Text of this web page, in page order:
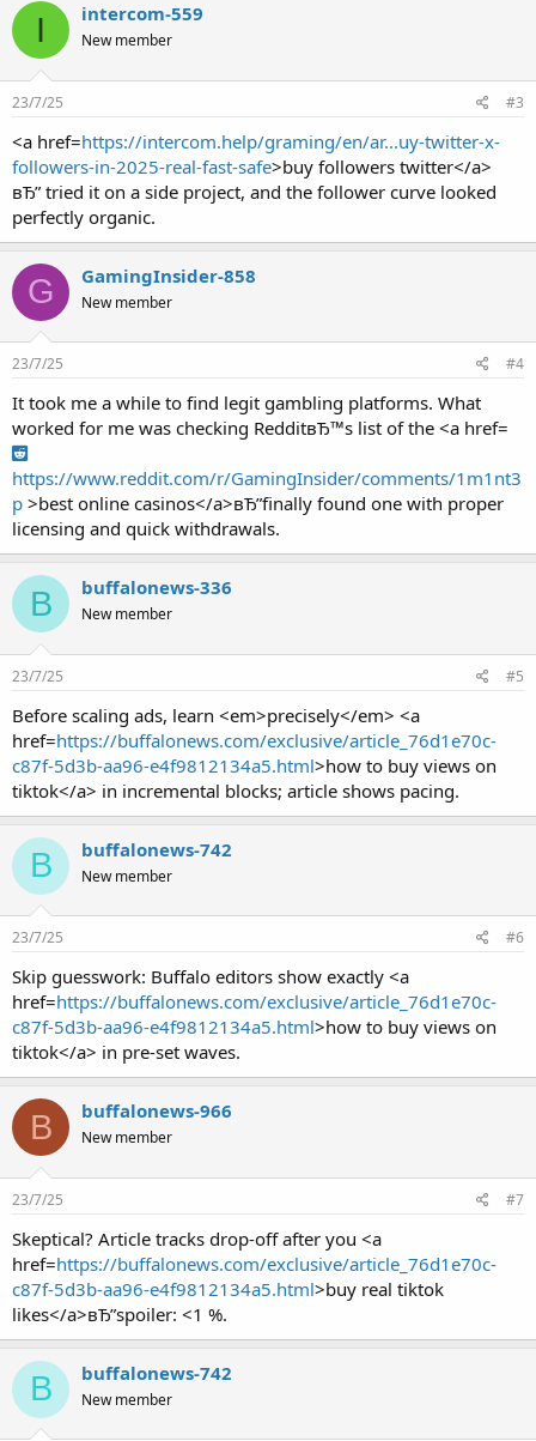
I intercom-559
New member
23/7/25 #3
<a href=https://intercom.help/graming/en/ar...uy-twitter-x-
followers-in-2025-real-fast-safe>buy followers twitter</a>
вЂ” tried it on a side project, and the follower curve looked
perfectly organic.
G GamingInsider-858
New member
23/7/25 #4
It took me a while to find legit gambling platforms. What
worked for me was checking RedditвЂ™s list of the <a href=
https://www.reddit.com/r/GamingInsider/comments/1m1nt3
p >best online casinos</a>вЂ”finally found one with proper
licensing and quick withdrawals.
B buffalonews-336
New member
23/7/25 #5
Before scaling ads, learn <em>precisely</em> <a
href=https://buffalonews.com/exclusive/article_76d1e70c-
c87f-5d3b-aa96-e4f9812134a5.html>how to buy views on
tiktok</a> in incremental blocks; article shows pacing.
B buffalonews-742
New member
23/7/25 #6
Skip guesswork: Buffalo editors show exactly <a
href=https://buffalonews.com/exclusive/article_76d1e70c-
c87f-5d3b-aa96-e4f9812134a5.html>how to buy views on
tiktok</a> in pre-set waves.
B buffalonews-966
New member
23/7/25 #7
Skeptical? Article tracks drop-off after you <a
href=https://buffalonews.com/exclusive/article_76d1e70c-
c87f-5d3b-aa96-e4f9812134a5.html>buy real tiktok
likes</a>вЂ”spoiler: <1 %.
B buffalonews-742
New member